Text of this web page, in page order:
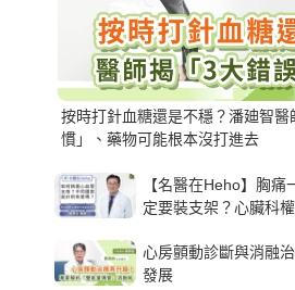
按時打針血糖還是不穩？潘廸智
慣」、藥物可能根本沒打進去
【名醫在Heho】胸
定要裝支架？心臟科
心房顫動診斷與消融
發展